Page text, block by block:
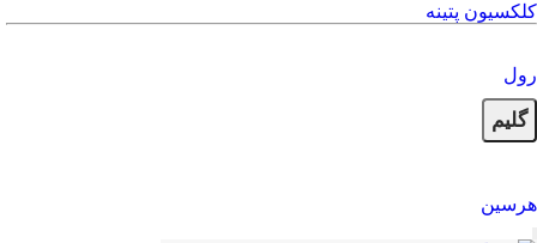
کلکسیون پتینه
رول
گلیم
هرسین